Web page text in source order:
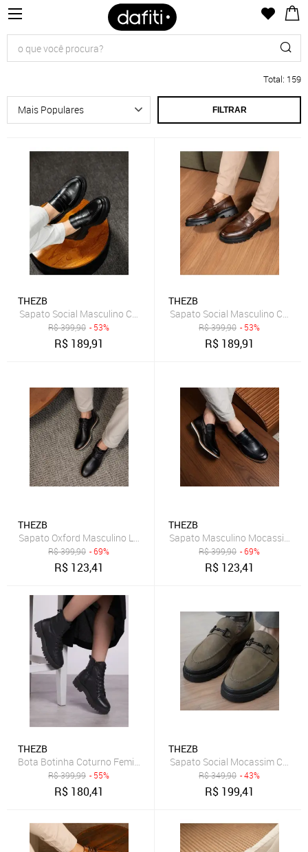
Total: 159
FILTRAR
THEZB
Sapato Social Masculino Casual Mocassim Costurado Piettro
R$399,90 - 53%
R$ 189,91
THEZB
Sapato Social Masculino
R$399,90 - 53%
R$ 189,91
THEZB
Sapato Oxford Masculino Liso Moderno Denver Sapato Masculino
R$399,90 - 69%
R$ 123,41
THEZB
Sapato Masculino Mocassim
R$399,90 - 69%
R$ 123,41
THEZB
Bota Botinha Coturno Feminina em Couro Confortável e Macio
R$399,99 - 55%
R$ 180,41
THEZB
Sapato Social Mocassim
R$349,90 - 43%
R$ 199,41